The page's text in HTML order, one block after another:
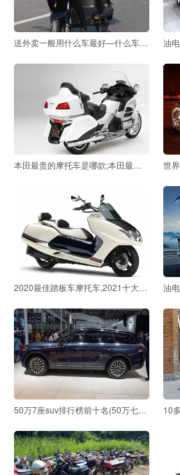
送外卖一般用什么车最好—什么车送外卖最好
本田最贵的摩托车是哪款;本田最贵的机车是哪一款
2020最佳踏板车摩托车,2021十大最佳踏板摩托车
50万7座suv排行榜前十名(50万七座车suv排行榜前十名)